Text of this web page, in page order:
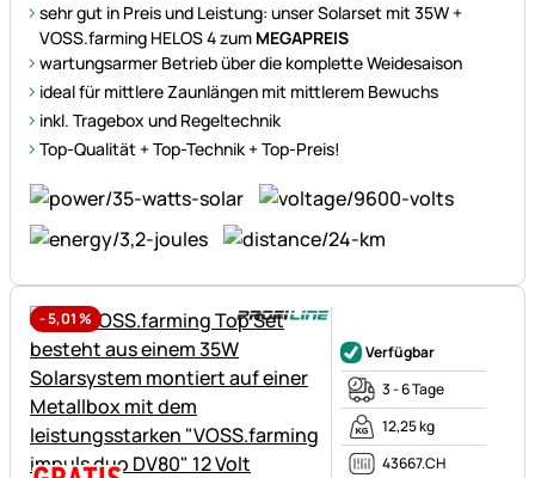
sehr gut in Preis und Leistung: unser Solarset mit 35W +
VOSS.farming HELOS 4 zum MEGAPREIS
wartungsarmer Betrieb über die komplette Weidesaison
ideal für mittlere Zaunlängen mit mittlerem Bewuchs
inkl. Tragebox und Regeltechnik
Top-Qualität + Top-Technik + Top-Preis!
-5,01%
Verfügbar
3 - 6 Tage
12,25 kg
43667.CH